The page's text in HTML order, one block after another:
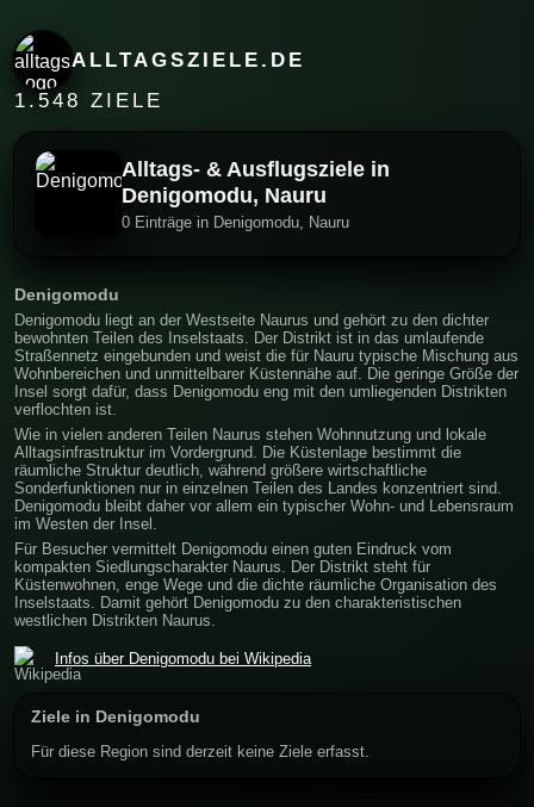
ALLTAGSZIELE.DE
1.548 ZIELE
Alltags- & Ausflugsziele in
Denigomodu, Nauru
0 Einträge in Denigomodu, Nauru
Denigomodu
Denigomodu liegt an der Westseite Naurus und gehört zu den dichter
bewohnten Teilen des Inselstaats. Der Distrikt ist in das umlaufende
Straßennetz eingebunden und weist die für Nauru typische Mischung aus
Wohnbereichen und unmittelbarer Küstennähe auf. Die geringe Größe der
Insel sorgt dafür, dass Denigomodu eng mit den umliegenden Distrikten
verflochten ist.
Wie in vielen anderen Teilen Naurus stehen Wohnnutzung und lokale
Alltagsinfrastruktur im Vordergrund. Die Küstenlage bestimmt die
räumliche Struktur deutlich, während größere wirtschaftliche
Sonderfunktionen nur in einzelnen Teilen des Landes konzentriert sind.
Denigomodu bleibt daher vor allem ein typischer Wohn- und Lebensraum
im Westen der Insel.
Für Besucher vermittelt Denigomodu einen guten Eindruck vom
kompakten Siedlungscharakter Naurus. Der Distrikt steht für
Küstenwohnen, enge Wege und die dichte räumliche Organisation des
Inselstaats. Damit gehört Denigomodu zu den charakteristischen
westlichen Distrikten Naurus.
Infos über Denigomodu bei Wikipedia
Ziele in Denigomodu
Für diese Region sind derzeit keine Ziele erfasst.